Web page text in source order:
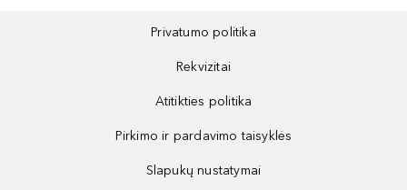
Privatumo politika
Rekvizitai
Atitikties politika
Pirkimo ir pardavimo taisyklės
Slapukų nustatymai